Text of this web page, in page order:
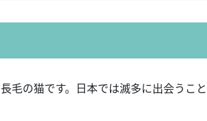
毛の猫です。日本では滅多に出会うこと